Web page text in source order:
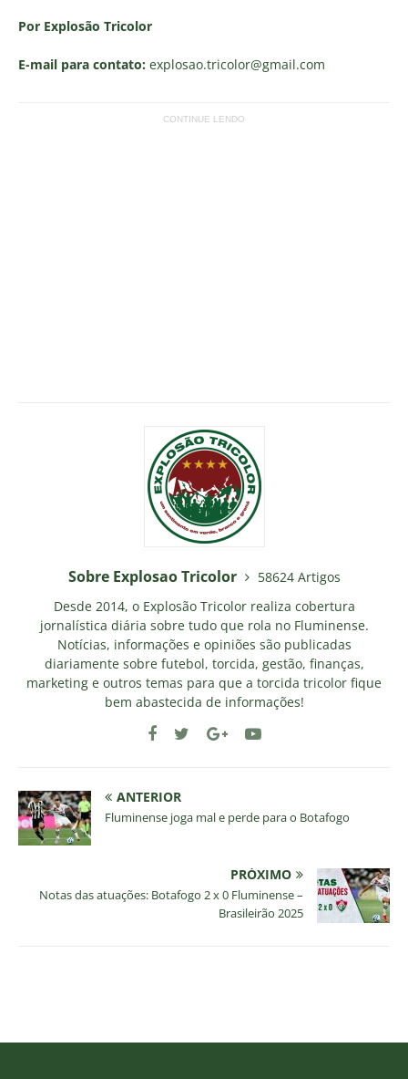
Por Explosão Tricolor
E-mail para contato: explosao.tricolor@gmail.com
CONTINUE LENDO
Sobre Explosao Tricolor
58624 Artigos
Desde 2014, o Explosão Tricolor realiza cobertura
jornalística diária sobre tudo que rola no Fluminense.
Notícias, informações e opiniões são publicadas
diariamente sobre futebol, torcida, gestão, finanças,
marketing e outros temas para que a torcida tricolor fique
bem abastecida de informações!
ANTERIOR
Fluminense joga mal e perde para o Botafogo
PRÓXIMO
Notas das atuações: Botafogo 2 x 0 Fluminense –
Brasileirão 2025